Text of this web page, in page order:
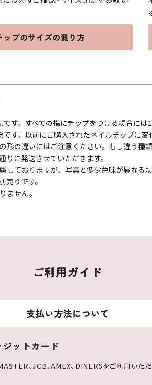
ップのサイズの測り方
す。すべての指にチップをつける場合には
す。以前にご購入されたネイルチップに
形の違いにはご注意ください。もし違う種
りに発送させていただきます。
しておりますが、写真と多少色味が異なる場
売りです。
ません。
ご利用ガイド
支払い方法について
ジットカード
、JCB、AMEX、DINERSをご利用いただ